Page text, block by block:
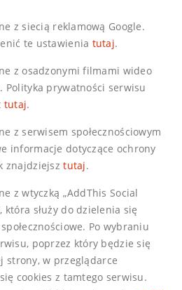
z siecią reklamową Google.
te ustawienia tutaj.
z osadzonymi filmami wideo
Polityka prywatności serwisu
tutaj.
z serwisem społecznościowym
informacje dotyczące ochrony
znajdziejsztutaj.
z wtyczką „AddThis Social
która służy do dzielenia się
Po wybraniu
poprzez który będzie się
strony, w przeglądarce
cookies z tamtego serwisu.